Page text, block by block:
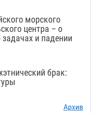
морского
центра – о
задачах и падении
брак:
Архив